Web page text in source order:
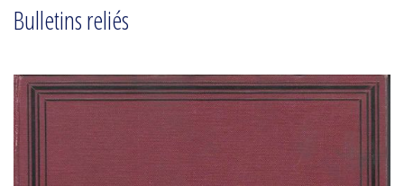
Bulletins reliés